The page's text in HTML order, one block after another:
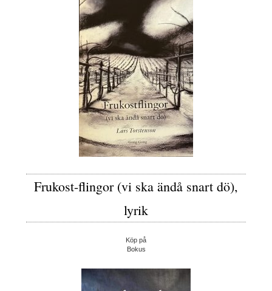
Frukost-flingor (vi ska ändå snart dö),
lyrik
Köp på
Bokus